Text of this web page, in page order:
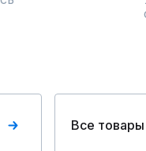
Все товары